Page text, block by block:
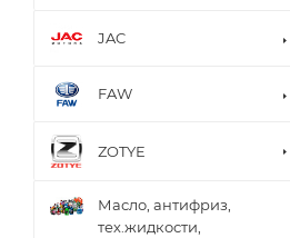
JAC
FAW
ZOTYE
Масло, антифриз,
тех.жидкости,